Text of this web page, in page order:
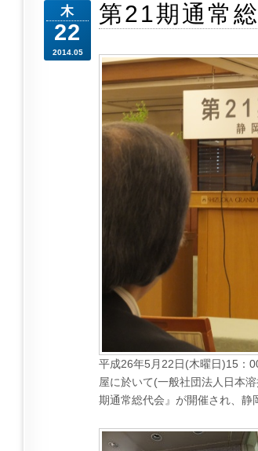
木
22
2014.05
第21期通常
平成26年5月22日(木曜日)15：
屋に於いて(一般社団法人日本
期通常総代会』が開催され、静